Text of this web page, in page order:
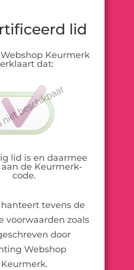
lid
Keurmerk
dat:
lid is en daarmee
de Keurmerk-
code.
hanteert tevens de
voorwaarden zoals
door
Webshop
Keurmerk.